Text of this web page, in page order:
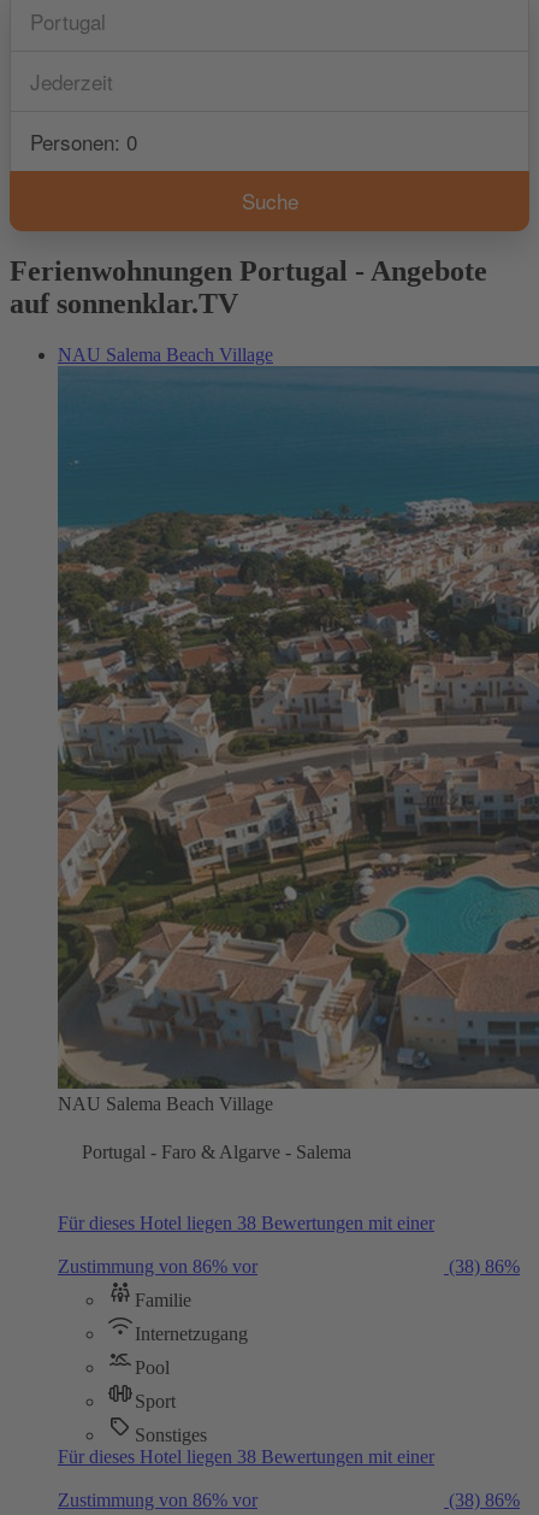
Ferienwohnungen Portugal - Angebote
auf sonnenklar.TV
NAU Salema Beach Village
NAU Salema Beach Village
Portugal - Faro & Algarve - Salema
Für dieses Hotel liegen 38 Bewertungen mit einer
Zustimmung von 86% vor (38) 86%
Familie
Internetzugang
Pool
Sport
Sonstiges
Für dieses Hotel liegen 38 Bewertungen mit einer
Zustimmung von 86% vor (38) 86%